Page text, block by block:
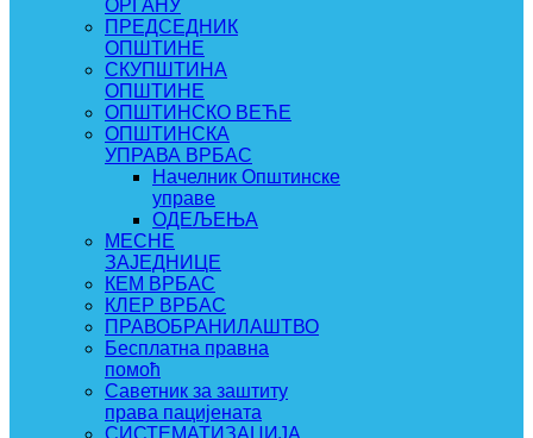
ОРГАНУ
ПРЕДСЕДНИК
ОПШТИНЕ
СКУПШТИНА
ОПШТИНЕ
ОПШТИНСКО ВЕЋЕ
ОПШТИНСКА
УПРАВА ВРБАС
Начелник Општинске
управе
ОДЕЉЕЊА
МЕСНЕ
ЗАЈЕДНИЦЕ
КЕМ ВРБАС
КЛЕР ВРБАС
ПРАВОБРАНИЛАШТВО
Бесплатна правна
помоћ
Саветник за заштиту
права пацијената
СИСТЕМАТИЗАЦИЈА